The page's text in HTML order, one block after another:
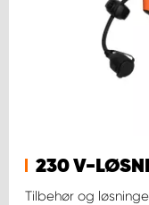
230 V-
Tilbehør og